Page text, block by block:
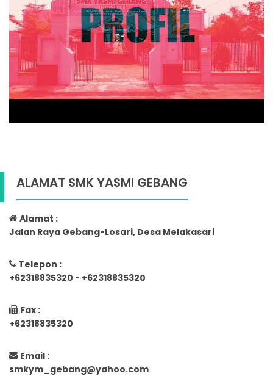
ALAMAT SMK YASMI GEBANG
Alamat :
Jalan Raya Gebang-Losari, Desa Melakasari
Telepon :
+62318835320 - +62318835320
Fax :
+62318835320
Email :
smkym_gebang@yahoo.com